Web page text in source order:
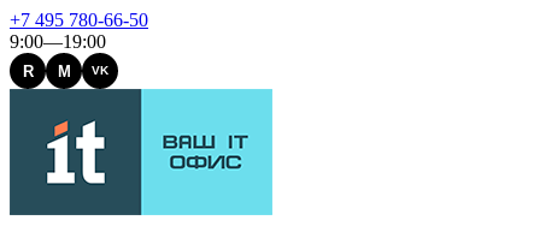
+7 495 780-66-50
9:00—19:00
R M VK